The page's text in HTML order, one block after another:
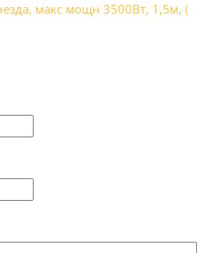
макс мощн 3500Вт, 1,5м, (